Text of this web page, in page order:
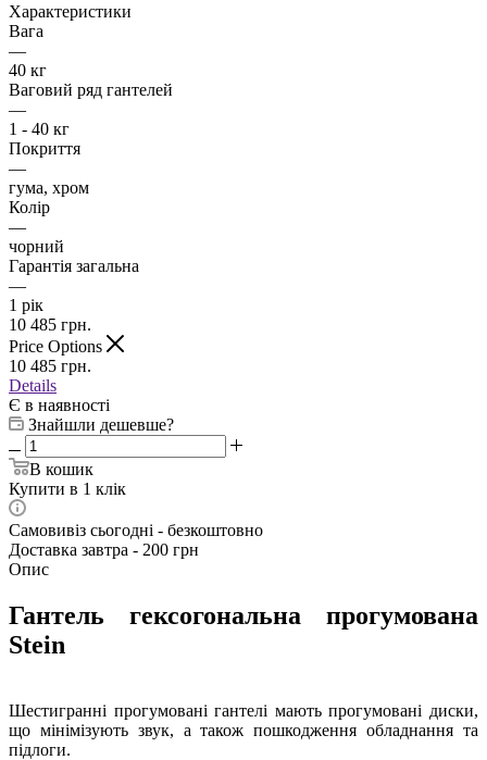
Характеристики
Вага
—
40 кг
Ваговий ряд гантелей
—
1 - 40 кг
Покриття
—
гума, хром
Колір
—
чорний
Гарантія загальна
—
1 рік
10 485 грн.
Price Options
10 485 грн.
Details
Є в наявності
Знайшли дешевше?
В кошик
Купити в 1 клік
Самовивіз сьогодні - безкоштовно
Доставка завтра - 200 грн
Опис
Гантель гексогональна прогумована
Stein
Шестигранні прогумовані гантелі мають прогумовані диски,
що мінімізують звук, а також пошкодження обладнання та
підлоги.